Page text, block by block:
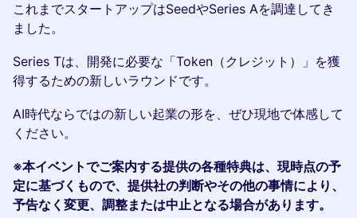
これまでスタートアップはSeedやSeries Aを調達してき
ました。
Series Tは、開発に必要な「Token（クレジット）」を獲
得するための新しいラウンドです。
AI時代ならではの新しい起業の形を、ぜひ現地で体感して
ください。
※本イベントでご案内する提供の各種特典は、現時点の予
定に基づくもので、提供社の判断やその他の事情により、
予告なく変更、調整または中止となる場合があります。